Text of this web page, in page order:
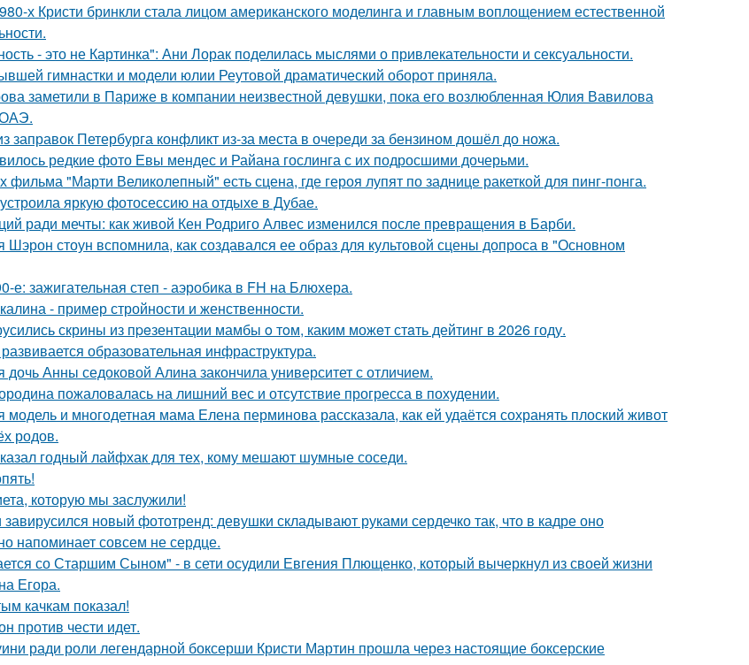
х Кристи бринкли стала лицом американского моделинга и главным воплощением естественной
- это не Картинка": Ани Лорак поделилась мыслями о привлекательности и сексуальности.
гимнастки и модели юлии Реутовой драматический оборот приняла.
заметили в Париже в компании неизвестной девушки, пока его возлюбленная Юлия Вавилова
заправок Петербурга конфликт из-за места в очереди за бензином дошёл до ножа.
редкие фото Евы мендес и Райана гослинга с их подросшими дочерьми.
фильма "Марти Великолепный" есть сцена, где героя лупят по заднице ракеткой для пинг-понга.
яркую фотосессию на отдыхе в Дубае.
ради мечты: как живой Кен Родриго Алвес изменился после превращения в Барби.
Шэрон стоун вспомнила, как создавался ее образ для культовой сцены допроса в "Основном
е: зажигательная степ - аэробика в FH на Блюхера.
- пример стройности и женственности.
скрины из пpeзентации мамбы o тoм, каким можeт стaть дейтинг в 2026 году.
образовательная инфраструктура.
дочь Анны седоковой Алина закончила университет с отличием.
пожаловалась на лишний вес и отсутствие прогресса в похудении.
модель и многодетная мама Елена перминова рассказала, как ей удаётся сохранять плоский живот
родов.
годный лайфхак для тех, кому мешают шумные соседи.
которую мы заслужили!
новый фототренд: девушки складывают руками сердечко так, что в кадре оно
напоминает совсем не сердце.
со Старшим Сыном" - в сети осудили Евгения Плющенко, который вычеркнул из своей жизни
Егора.
качкам показал!
против чести идет.
ради роли легендарной боксерши Кристи Мартин прошла через настоящие боксерские